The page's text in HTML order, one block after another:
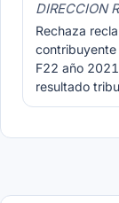
DIRECCION
Rechaza
F22 año
resultado